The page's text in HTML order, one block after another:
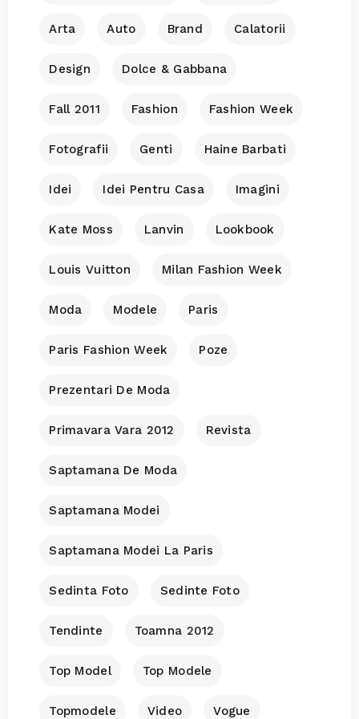
Arta Auto Brand Calatorii
Design Dolce & Gabbana
Fall 2011 Fashion Fashion Week
Fotografii Genti Haine Barbati
Idei Idei Pentru Casa Imagini
Kate Moss Lanvin Lookbook
Louis Vuitton Milan Fashion Week
Moda Modele Paris
Paris Fashion Week Poze
Prezentari De Moda
Primavara Vara 2012 Revista
Saptamana De Moda
Saptamana Modei
Saptamana Modei La Paris
Sedinta Foto Sedinte Foto
Tendinte Toamna 2012
Top Model Top Modele
Topmodele Video Vogue